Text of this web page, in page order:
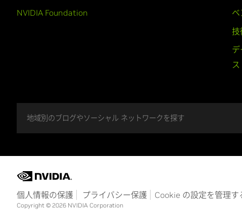
NVIDIA Foundation
技
ス
地域別のブログやソーシャル ネットワークを探す
個人情報の保護 プライバシー保護 Cookie の設定を管理す
Copyright © 2026 NVIDIA Corporation